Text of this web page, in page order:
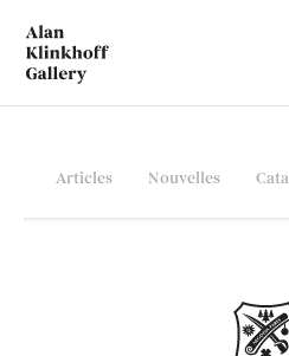
Articles Nouvelles